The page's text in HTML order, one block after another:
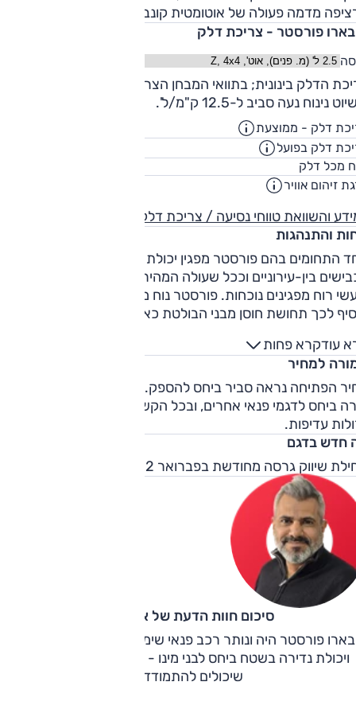
מדמה פעולה של אוטומטית קונבנציונלית, ופועלת היטב.
פורסטר - צריכת דלק
נינוח נעה סביב ל-12.5 ק"מ/ל'.
דלק - ממוצעת
דלק בפועל
מכל דלק
זיהום אוויר
והשוואת טווחי נסיעה / צריכת דלק
והתנהגות
התחומים בהם פורסטר מפגין יכולת גבוהה הוא נוחות הנסיעה.
בין-עירוניים וככל שעולה המהירות, רעשי הכביש בולטים
רוח מפגינים נוכחות. פורסטר נוח מאוד גם בשבילים, שם הוא
לכך תחושת חוסן מבני הבולטת כאשר פני הקרקע מצולקים,
מתלים מאפשרים לנוע בקצב מהיר, אפילו מהנה, ופורסטר
לו גם יכולת דינאמית גבוהה בכביש המפותל. המתלים
לזווית גלגול מורגשת בכניסה לפניות, אבל פרט לכך, יש לו
מצוינים בעיקולים. ההגה קל מדי, אך מדויק.
עודקרא פחות
למחיר
הפתיחה נראה סביר ביחס להספק. רמת גימור 'ספורט'
ביחס לדגמי פנאי אחרים, ובכל הקשור לתמורה, רמות הגימור
עדיפות.
חדש בדגם
שיווק גרסה מחודשת בפברואר 2022.
סיכום חוות הדעת של אוהד אלגוב
פורסטר היה ונותר רכב פנאי שימושי עם יכולת גבוהה
ויכולת נדירה בשטח ביחס לבני מינו - וזה משאיר מעט מתחרים
שיכולים להתמודד מולו.